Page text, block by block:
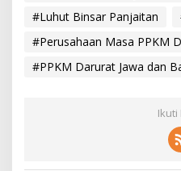
#Luhut Binsar Panjaitan
#Perusahaan Masa PPKM
#PPKM Darurat Jawa dan
Ikuti